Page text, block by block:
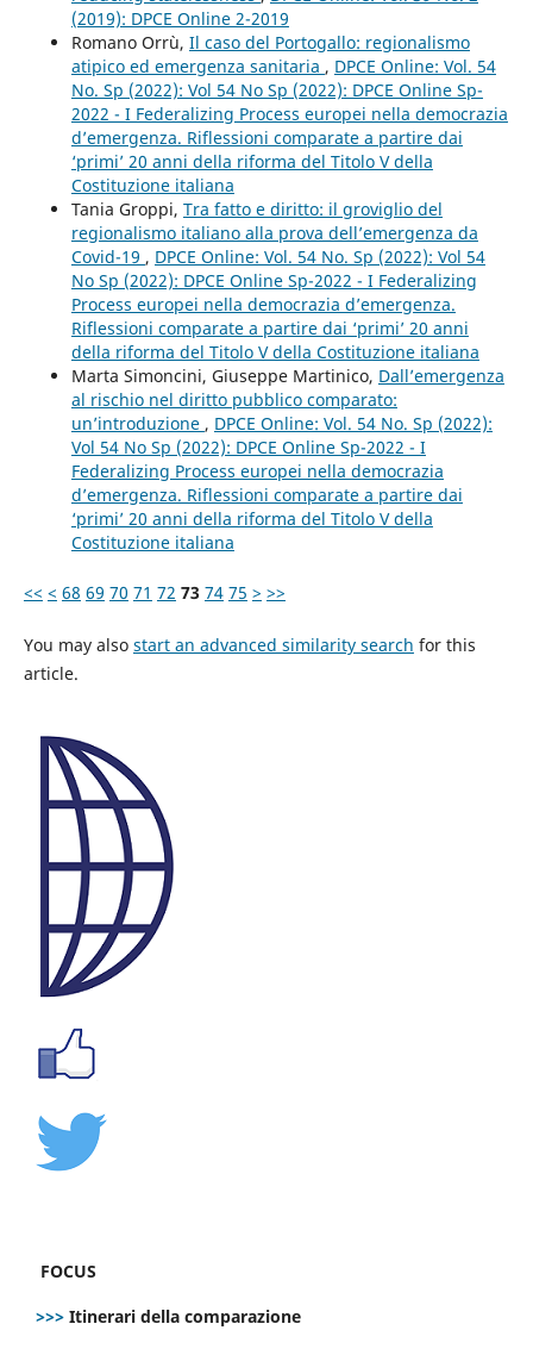
(2019): DPCE Online 2-2019
Romano Orrù, Il caso del Portogallo: regionalismo
atipico ed emergenza sanitaria , DPCE Online: Vol. 54
No. Sp (2022): Vol 54 No Sp (2022): DPCE Online Sp-
2022 - I Federalizing Process europei nella democrazia
d’emergenza. Riflessioni comparate a partire dai
‘primi’ 20 anni della riforma del Titolo V della
Costituzione italiana
Tania Groppi, Tra fatto e diritto: il groviglio del
regionalismo italiano alla prova dell’emergenza da
Covid-19 , DPCE Online: Vol. 54 No. Sp (2022): Vol 54
No Sp (2022): DPCE Online Sp-2022 - I Federalizing
Process europei nella democrazia d’emergenza.
Riflessioni comparate a partire dai ‘primi’ 20 anni
della riforma del Titolo V della Costituzione italiana
Marta Simoncini, Giuseppe Martinico, Dall’emergenza
al rischio nel diritto pubblico comparato:
un’introduzione , DPCE Online: Vol. 54 No. Sp (2022):
Vol 54 No Sp (2022): DPCE Online Sp-2022 - I
Federalizing Process europei nella democrazia
d’emergenza. Riflessioni comparate a partire dai
‘primi’ 20 anni della riforma del Titolo V della
Costituzione italiana
<< < 68 69 70 71 72 73 74 75 > >>
You may also start an advanced similarity search for this
article.
FOCUS
>>> Itinerari della comparazione